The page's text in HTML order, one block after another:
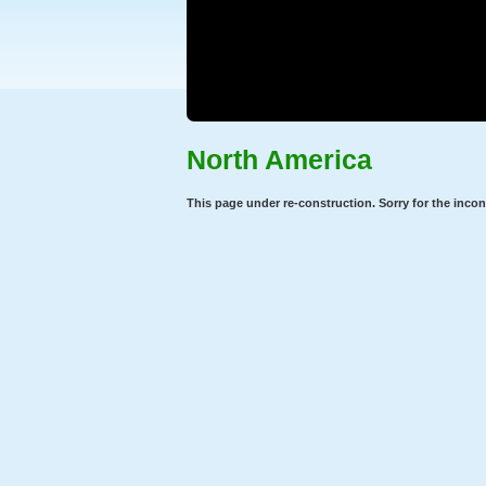
North America
This page under re-construction. Sorry for the